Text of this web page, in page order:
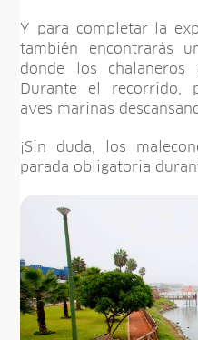
Y para completar la
también encontrarás
donde los chalaneros
Durante el recorrido,
aves marinas
¡Sin duda, los
parada obligatoria